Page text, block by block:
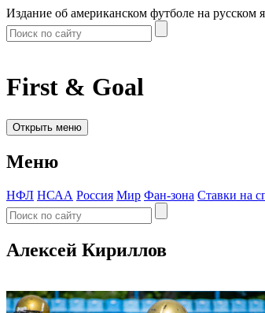
Издание об американском футболе на русском
First & Goal
Открыть меню
Меню
НФЛ НСАА Россия Мир Фан-зона Ставки на
Алексей Кириллов